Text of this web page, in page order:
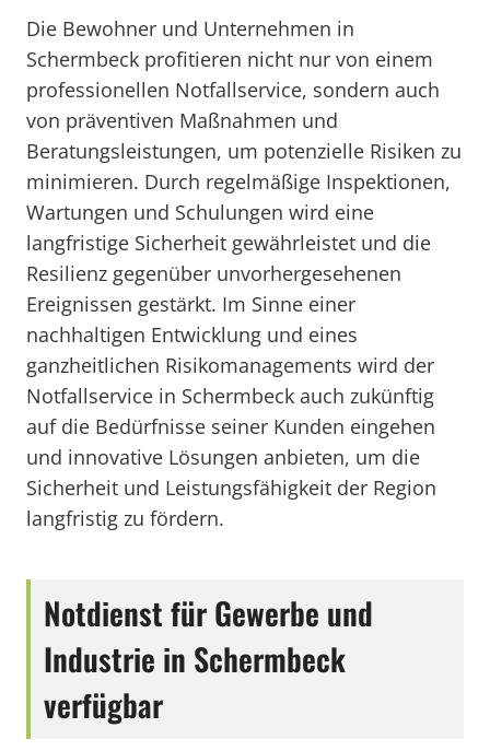
Die Bewohner und Unternehmen in
Schermbeck profitieren nicht nur von einem
professionellen Notfallservice, sondern auch
von präventiven Maßnahmen und
Beratungsleistungen, um potenzielle Risiken zu
minimieren. Durch regelmäßige Inspektionen,
Wartungen und Schulungen wird eine
langfristige Sicherheit gewährleistet und die
Resilienz gegenüber unvorhergesehenen
Ereignissen gestärkt. Im Sinne einer
nachhaltigen Entwicklung und eines
ganzheitlichen Risikomanagements wird der
Notfallservice in Schermbeck auch zukünftig
auf die Bedürfnisse seiner Kunden eingehen
und innovative Lösungen anbieten, um die
Sicherheit und Leistungsfähigkeit der Region
langfristig zu fördern.
Notdienst für Gewerbe und
Industrie in Schermbeck
verfügbar